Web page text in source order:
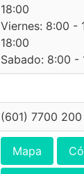
18:00
Viernes: 8:00 -
18:00
Sabado: 8:00
(601) 7700 200
Mapa